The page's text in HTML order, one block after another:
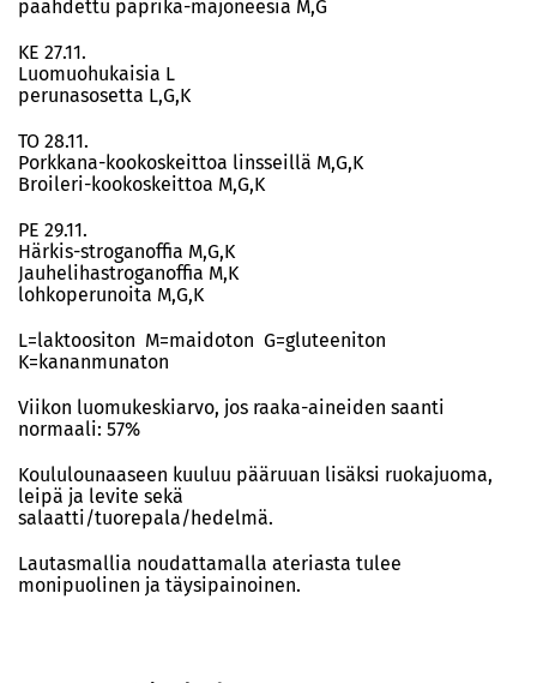
paahdettu paprika-majoneesia M,G
KE 27.11.
Luomuohukaisia L
perunasosetta L,G,K
TO 28.11.
Porkkana-kookoskeittoa linsseillä M,G,K
Broileri-kookoskeittoa M,G,K
PE 29.11.
Härkis-stroganoffia M,G,K
Jauhelihastroganoffia M,K
lohkoperunoita M,G,K
L=laktoositon M=maidoton G=gluteeniton
K=kananmunaton
Viikon luomukeskiarvo, jos raaka-aineiden saanti
normaali: 57%
Koululounaaseen kuuluu pääruuan lisäksi ruokajuoma,
leipä ja levite sekä
salaatti/tuorepala/hedelmä.
Lautasmallia noudattamalla ateriasta tulee
monipuolinen ja täysipainoinen.